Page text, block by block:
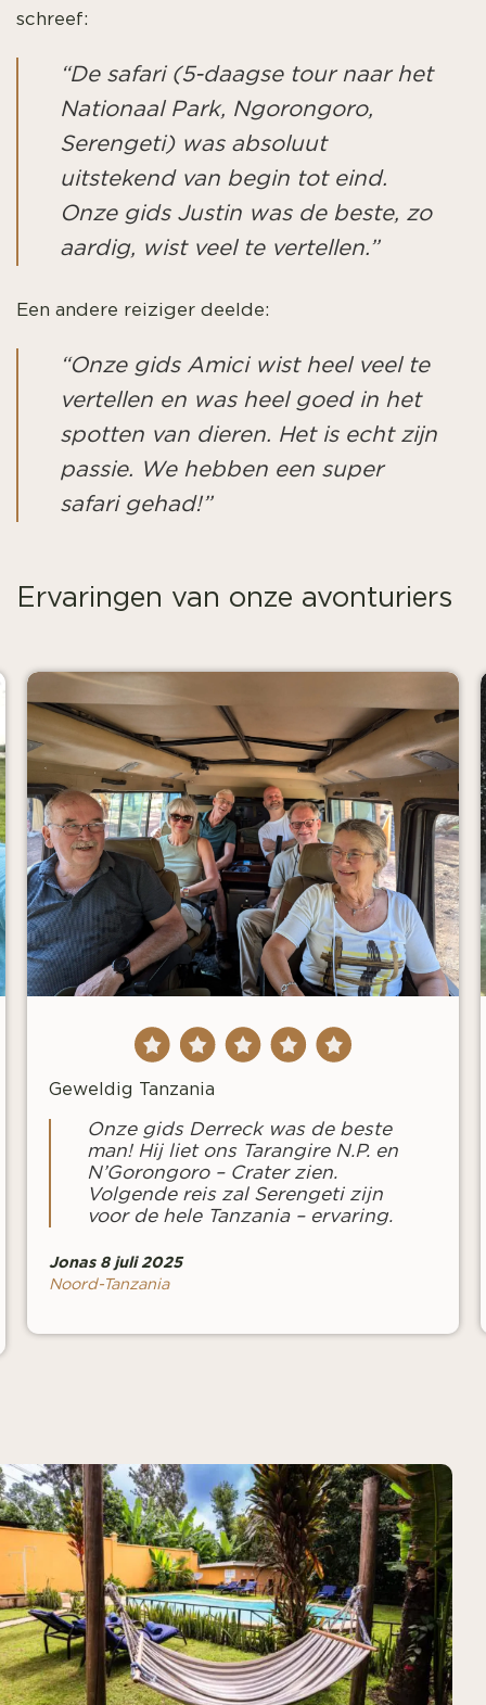
schreef:
“De safari (5-daagse tour naar het
Nationaal Park, Ngorongoro,
Serengeti) was absoluut
uitstekend van begin tot eind.
Onze gids Justin was de beste, zo
aardig, wist veel te vertellen.”
Een andere reiziger deelde:
“Onze gids Amici wist heel veel te
vertellen en was heel goed in het
spotten van dieren. Het is echt zijn
passie. We hebben een super
safari gehad!”
Ervaringen van onze avonturiers
Geweldig Tanzania
Onze gids Derreck was de beste
man! Hij liet ons Tarangire N.P. en
N’Gorongoro – Crater zien.
Volgende reis zal Serengeti zijn
voor de hele Tanzania – ervaring.
Jonas 8 juli 2025
Noord-Tanzania